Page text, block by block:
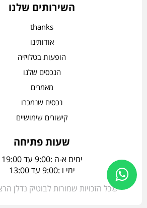
השירותים שלנו
thanks
אודותינו
הופעות בטלויזיה
הנכסים שלנו
מאמרים
נכסים שנמכרו
קישורים שימושיים
שעות פתיחה
ימים א-ה :9:00 עד 19:00
ימי ו :9:00 עד 13:00
©כל הזכויות שמורות לבוטיק נדלן